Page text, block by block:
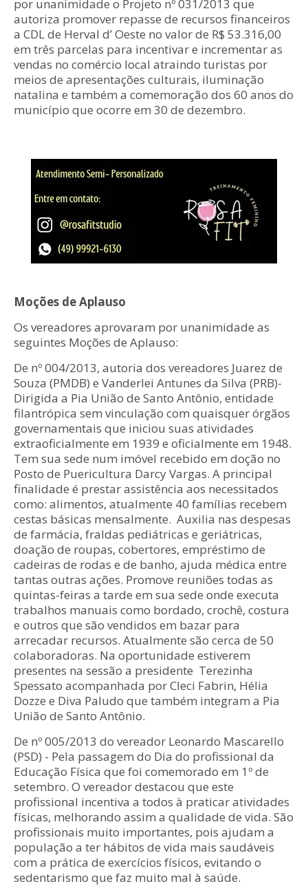
por unanimidade o Projeto nº 031/2013 que
autoriza promover repasse de recursos financeiros
a CDL de Herval d’ Oeste no valor de R$ 53.316,00
em três parcelas para incentivar e incrementar as
vendas no comércio local atraindo turistas por
meios de apresentações culturais, iluminação
natalina e também a comemoração dos 60 anos do
município que ocorre em 30 de dezembro.
Moções de Aplauso
Os vereadores aprovaram por unanimidade as
seguintes Moções de Aplauso:
De nº 004/2013, autoria dos vereadores Juarez de
Souza (PMDB) e Vanderlei Antunes da Silva (PRB)-
Dirigida a Pia União de Santo Antônio, entidade
filantrópica sem vinculação com quaisquer órgãos
governamentais que iniciou suas atividades
extraoficialmente em 1939 e oficialmente em 1948.
Tem sua sede num imóvel recebido em doção no
Posto de Puericultura Darcy Vargas. A principal
finalidade é prestar assistência aos necessitados
como: alimentos, atualmente 40 famílias recebem
cestas básicas mensalmente. Auxilia nas despesas
de farmácia, fraldas pediátricas e geriátricas,
doação de roupas, cobertores, empréstimo de
cadeiras de rodas e de banho, ajuda médica entre
tantas outras ações. Promove reuniões todas as
quintas-feiras a tarde em sua sede onde executa
trabalhos manuais como bordado, crochê, costura
e outros que são vendidos em bazar para
arrecadar recursos. Atualmente são cerca de 50
colaboradoras. Na oportunidade estiverem
presentes na sessão a presidente Terezinha
Spessato acompanhada por Cleci Fabrin, Hélia
Dozze e Diva Paludo que também integram a Pia
União de Santo Antônio.
De nº 005/2013 do vereador Leonardo Mascarello
(PSD) - Pela passagem do Dia do profissional da
Educação Física que foi comemorado em 1º de
setembro. O vereador destacou que este
profissional incentiva a todos à praticar atividades
físicas, melhorando assim a qualidade de vida. São
profissionais muito importantes, pois ajudam a
população a ter hábitos de vida mais saudáveis
com a prática de exercícios físicos, evitando o
sedentarismo que faz muito mal à saúde.